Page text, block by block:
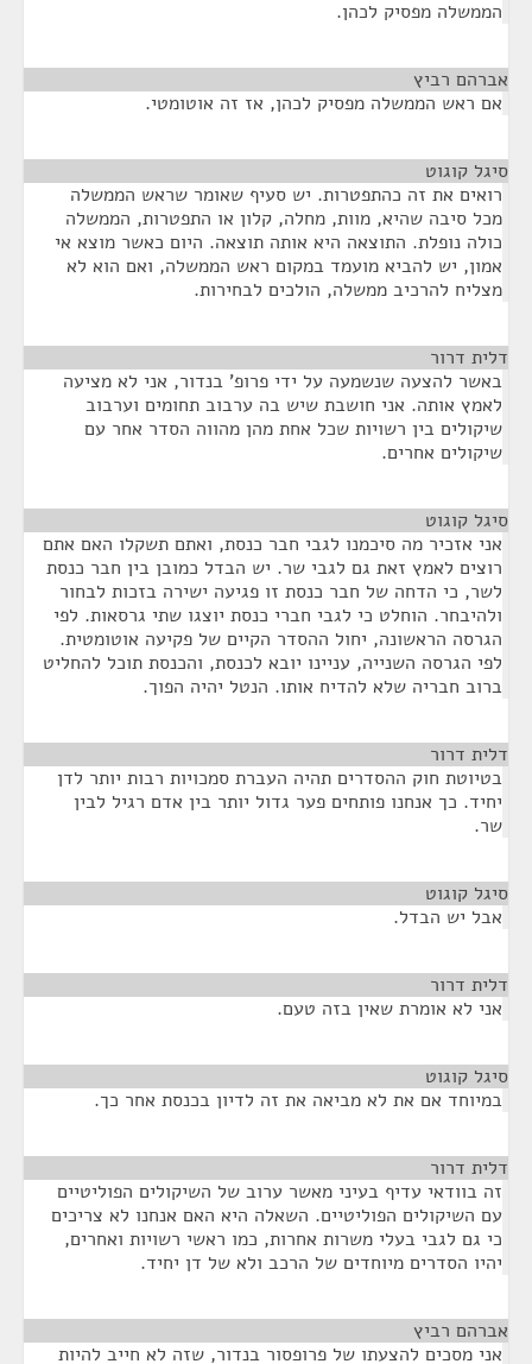
הממשלה מפסיק לכהן.
אברהם רביץ
אם ראש הממשלה מפסיק לכהן, אז זה אוטומטי.
סיגל קוגוט
רואים את זה כהתפטרות. יש סעיף שאומר שראש הממשלה
מכל סיבה שהיא, מוות, מחלה, קלון או התפטרות, הממשלה
כולה נופלת. התוצאה היא אותה תוצאה. היום כאשר מוצא אי
אמון, יש להביא מועמד במקום ראש הממשלה, ואם הוא לא
מצליח להרכיב ממשלה, הולכים לבחירות.
דלית דרור
באשר להצעה שנשמעה על ידי פרופ' בנדור, אני לא מציעה
לאמץ אותה. אני חושבת שיש בה ערבוב תחומים וערבוב
שיקולים בין רשויות שכל אחת מהן מהווה הסדר אחר עם
שיקולים אחרים.
סיגל קוגוט
אני אזכיר מה סיכמנו לגבי חבר כנסת, ואתם תשקלו האם אתם
רוצים לאמץ זאת גם לגבי שר. יש הבדל כמובן בין חבר כנסת
לשר, כי הדחה של חבר כנסת זו פגיעה ישירה בזכות לבחור
ולהיבחר. הוחלט כי לגבי חברי כנסת יוצגו שתי גרסאות. לפי
הגרסה הראשונה, יחול ההסדר הקיים של פקיעה אוטומטית.
לפי הגרסה השנייה, עניינו יובא לכנסת, והכנסת תוכל להחליט
ברוב חבריה שלא להדיח אותו. הנטל יהיה הפוך.
דלית דרור
בטיוטת חוק ההסדרים תהיה העברת סמכויות רבות יותר לדן
יחיד. כך אנחנו פותחים פער גדול יותר בין אדם רגיל לבין
שר.
סיגל קוגוט
אבל יש הבדל.
דלית דרור
אני לא אומרת שאין בזה טעם.
סיגל קוגוט
במיוחד אם את לא מביאה את זה לדיון בכנסת אחר כך.
דלית דרור
זה בוודאי עדיף בעיני מאשר ערוב של השיקולים הפוליטיים
עם השיקולים הפוליטיים. השאלה היא האם אנחנו לא צריכים
כי גם לגבי בעלי משרות אחרות, כמו ראשי רשויות ואחרים,
יהיו הסדרים מיוחדים של הרכב ולא של דן יחיד.
אברהם רביץ
אני מסכים להצעתו של פרופסור בנדור, שזה לא חייב להיות